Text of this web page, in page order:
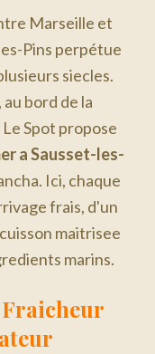
Marseille et
Pins perpétue
siecles.
bord de la
Spot propose
a Sausset-les-
Ici, chaque
frais, d'un
maitrisee
marins.